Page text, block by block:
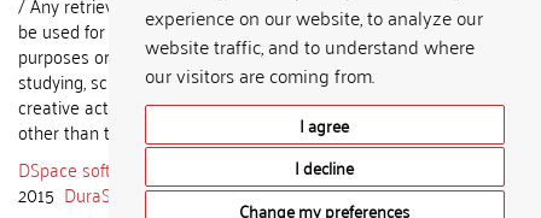
experience on our website, to analyze our
website traffic, and to understand where
our visitors are coming from.
I agree
I decline
Change my preferences
be used for any commercial
purposes or claimed as results of
studying, scientific or any other
creative activities of any person
other than the author.
DSpace software
2015 DuraSpace